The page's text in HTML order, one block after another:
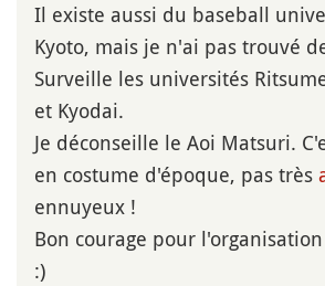
Il existe aussi du baseball
Kyoto, mais je n'ai pas trouvé
Surveille les universités
et Kyodai.
Je déconseille le Aoi Matsuri.
en costume d'époque, pas très
ennuyeux !
Bon courage pour
:)